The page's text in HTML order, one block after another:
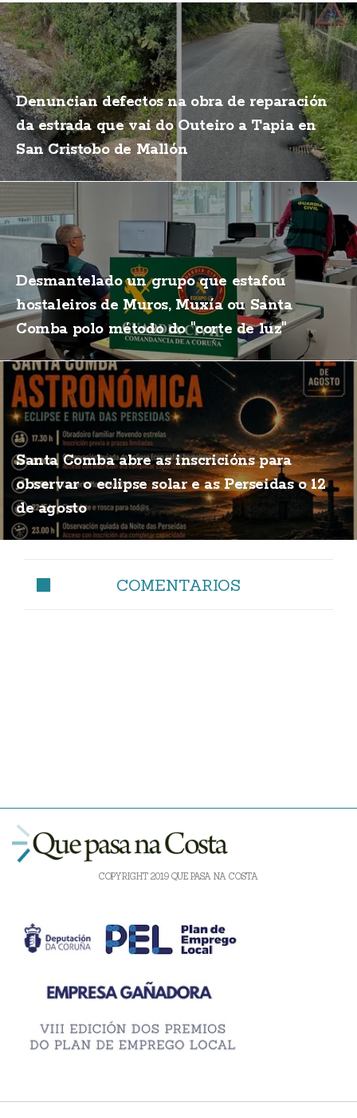
Denuncian defectos na obra de reparación
da estrada que vai do Outeiro a Tapia en
San Cristobo de Mallón
Desmantelado un grupo que estafou
hostaleiros de Muros, Muxía ou Santa
Comba polo método do "corte de luz"
Santa Comba abre as inscricións para
observar o eclipse solar e as Perseidas o 12
de agosto
COMENTARIOS
COPYRIGHT 2019 QUE PASA NA COSTA